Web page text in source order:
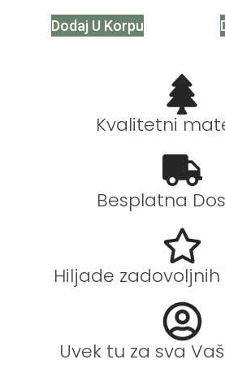
Dodaj U Korpu
Kvalitetni
Besplatna
Hiljade
Uvek tu za sva